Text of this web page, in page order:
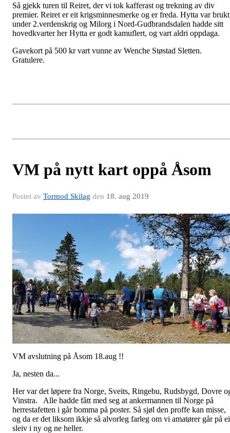
Så gjekk turen til Reiret, der vi tok kafferast og trekning av div
premier. Reiret er eit krigsminnesmerke og er freda. Hytta var brukt
under 2.verdenskrig og Milorg i Nord-Gudbrandsdalen hadde sitt
hovedkvarter her Hytta er godt kamuflert, og vart aldri oppdaga.
Gavekort på 500 kr vart vunne av Wenche Støstad Sletten.
Gratulere.
VM på nytt kart oppå Åsom
Postet av Tormod Skilag den 18. aug 2019
VM avslutning på Åsom 18.aug !!
Ja, nesten da...
Her var det løpere fra Norge, Sveits, Ringebu, Rudsbygd, Dovre
Vinstra. Alle hadde fått med seg at ankermannen til Norge på
herrestafetten i går bomma på poster. Så sjøl den proffe kan misse,
og da er det liksom ikkje så alvorleg farleg om vi amatører går på
sleiv i ny og ne heller.